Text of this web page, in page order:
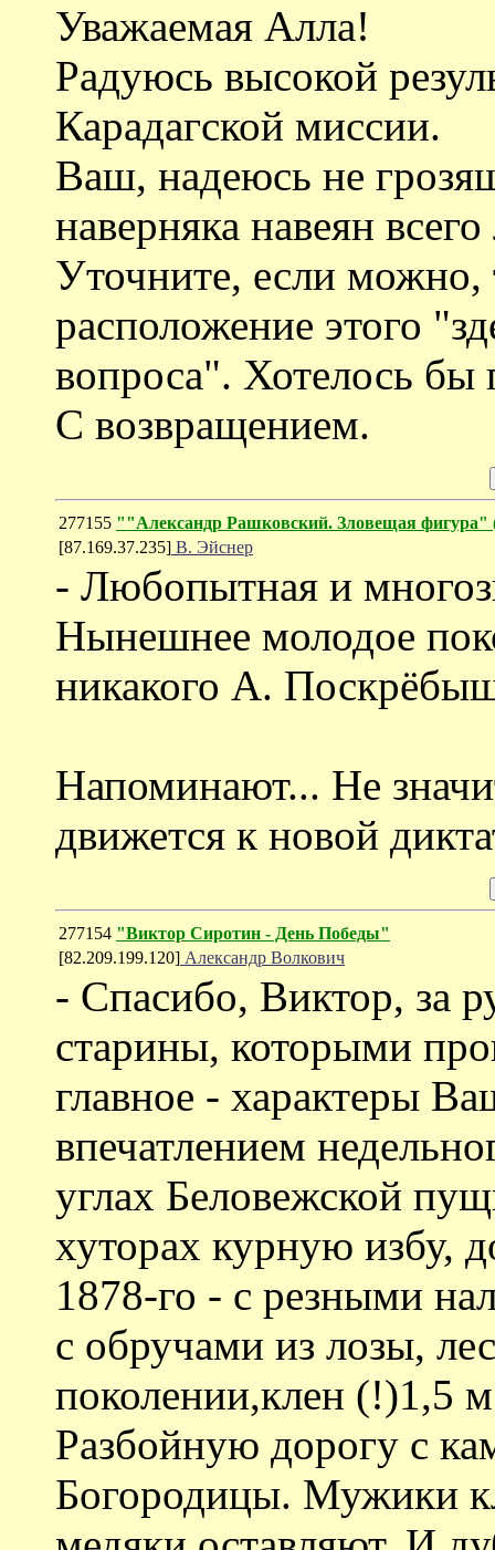
Уважаемая Алла!
Радуюсь высокой
Карадагской миссии.
Ваш, надеюсь не
наверняка навеян
Уточните, если можно,
расположение этого
вопроса". Хотелось бы
С возвращением.
277155 ""Александр Рашковский. Зловещая
[87.169.37.235] В. Эйснер
- Любопытная и
Нынешнее молодое
никакого А.
Напоминают... Не
движется к новой
277154 "Виктор Сиротин - День Победы"
[82.209.199.120] Александр Волкович
- Спасибо, Виктор, за
старины, которыми
главное - характеры
впечатлением
углах Беловежской
хуторах курную избу,
1878-го - с резными
с обручами из лозы,
поколении,клен (!)1,5
Разбойную дорогу с
Богородицы. Мужики